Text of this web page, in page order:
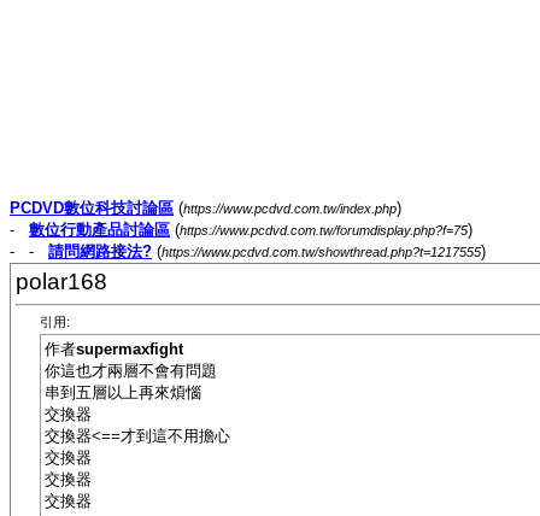
PCDVD數位科技討論區 (https://www.pcdvd.com.tw/index.php)
- 數位行動產品討論區 (https://www.pcdvd.com.tw/forumdisplay.php?f=75)
- - 請問網路接法? (https://www.pcdvd.com.tw/showthread.php?t=1217555)
polar168
引用:
作者supermaxfight
你這也才兩層不會有問題
串到五層以上再來煩惱
交換器
交換器<==才到這不用擔心
交換器
交換器
交換器